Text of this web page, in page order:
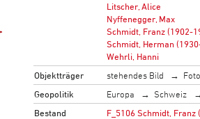
Litscher, Alice
Nyffenegger, Max
Schmidt, Franz (1902-
Schmidt, Herman
Wehrli, Hanni
Objektträger
stehendes Bild
Geopolitik
Europa Schweiz
Bestand
F_5106 Schmidt,